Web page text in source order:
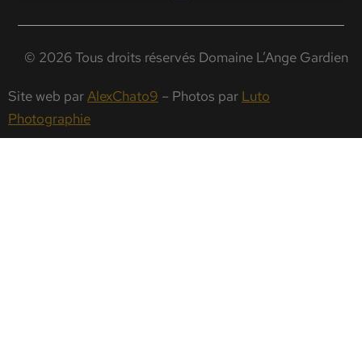
© 2026 Tous droits réservés Domaine L’Ange Gardien
Site web parAlexChato9 – Photos par Luto
Photographie